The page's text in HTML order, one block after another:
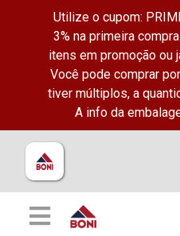
Utilize o cupom:
3% na primeira
itens em promoção ou
Você pode comprar
tiver múltiplos, a
A info da